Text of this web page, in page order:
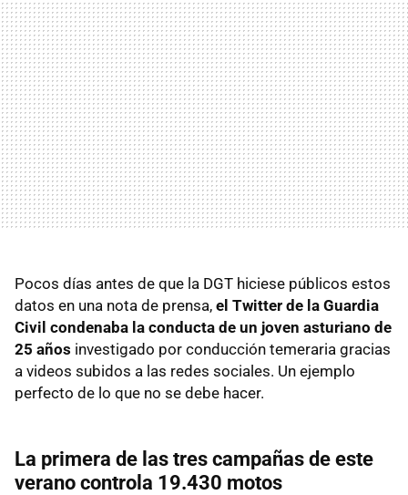
Pocos días antes de que la DGT hiciese públicos estos
datos en una nota de prensa, el Twitter de la Guardia
Civil condenaba la conducta de un joven asturiano de
25 años investigado por conducción temeraria gracias
a videos subidos a las redes sociales. Un ejemplo
perfecto de lo que no se debe hacer.
La primera de las tres campañas de este
verano controla 19.430 motos